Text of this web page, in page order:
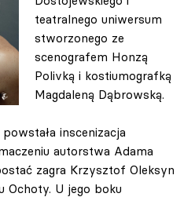
teatralnego uniwersum
stworzonego ze
scenografem Honzą
Polivką i kostiumografką
Magdaleną Dąbrowską.
inscenizacja
autorstwa Adama
zagra Krzysztof Oleksyn
Ochoty. U jego boku